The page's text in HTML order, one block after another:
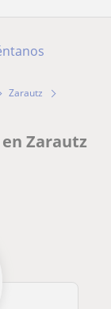
Zarautz
Zarautz